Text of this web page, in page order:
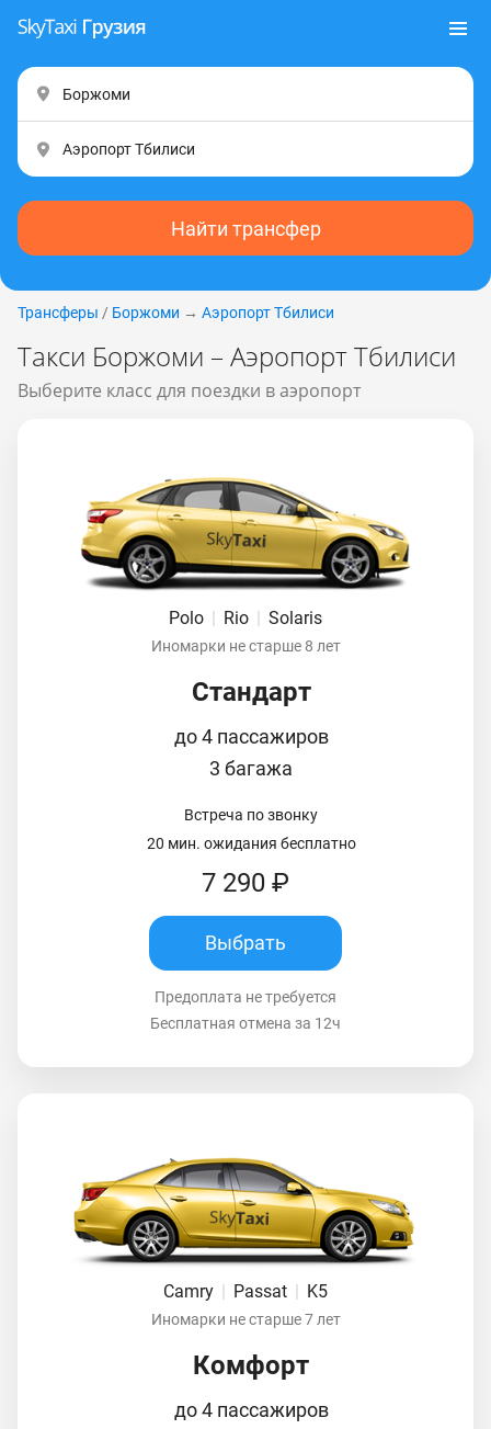
Найти трансфер
Трансферы / Боржоми → Аэропорт Тбилиси
Такси Боржоми – Аэропорт Тбилиси
Выберите класс для поездки в аэропорт
Polo | Rio | Solaris
Иномарки не старше 8 лет
Стандарт
до 4 пассажиров
3 багажа
Встреча по звонку
20 мин. ожидания бесплатно
7 290 ₽
Выбрать
Предоплата не требуется
Бесплатная отмена за 12ч
Camry Passat K5
Иномарки не старше 7 лет
Комфорт
до 4 пассажиров